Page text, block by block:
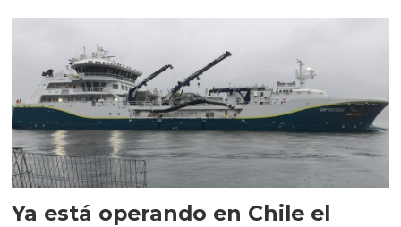
Ya está operando en Chile el